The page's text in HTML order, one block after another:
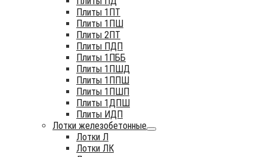
Плиты 1ПТ
Плиты 1ПШ
Плиты 2ПТ
Плиты ПДП
Плиты 1ПББ
Плиты 1ПШД
Плиты 1ППШ
Плиты 1ПШП
Плиты 1ДПШ
Плиты ИДП
Лотки железобетонные
Лотки Л
Лотки ЛК